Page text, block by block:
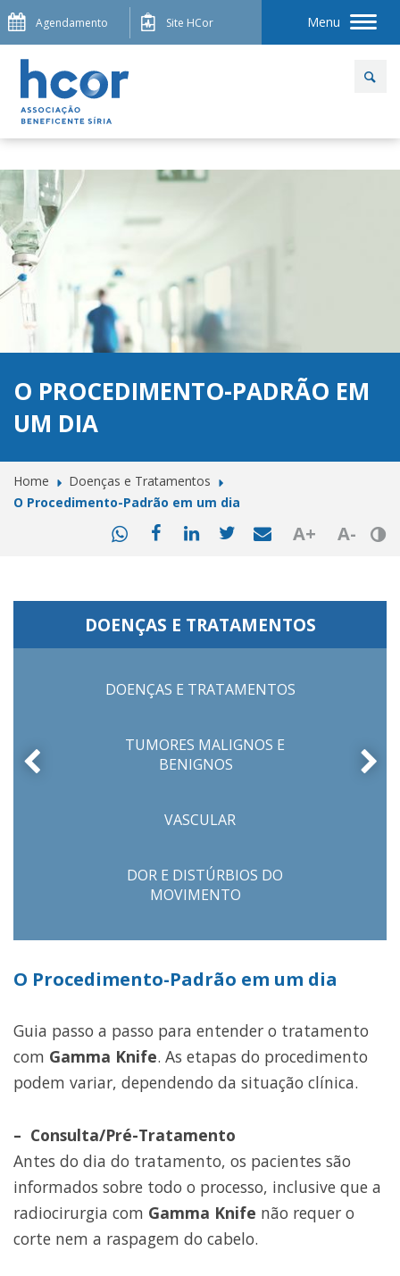
Menu
Agendamento Site HCor
O PROCEDIMENTO-PADRÃO EM
UM DIA
Home
Doenças e Tratamentos
O Procedimento-Padrão em um dia
A+ A-
DOENÇAS E TRATAMENTOS
DOENÇAS E TRATAMENTOS
TUMORES MALIGNOS E
BENIGNOS
VASCULAR
DOR E DISTÚRBIOS DO
MOVIMENTO
O Procedimento-Padrão em um dia
Guia passo a passo para entender o tratamento
com Gamma Knife. As etapas do procedimento
podem variar, dependendo da situação clínica.
– Consulta/Pré-Tratamento
Antes do dia do tratamento, os pacientes são
informados sobre todo o processo, inclusive que a
radiocirurgia com Gamma Knife não requer o
corte nem a raspagem do cabelo.